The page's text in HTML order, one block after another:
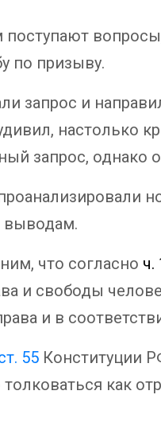
поступают
по призыву.
запрос и
настолько
запрос, однако
выводам.
что согласно ч.
и свободы
и в
55 Конституции
как